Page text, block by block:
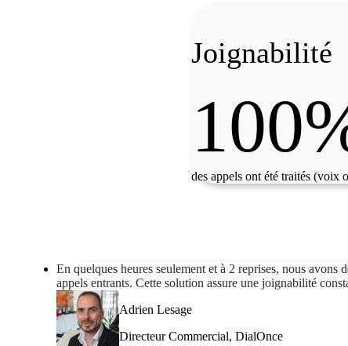
Joignabilité
des appels ont été traités (voix
En quelques heures seulement et à 2 reprises, nous
appels entrants. Cette solution assure une joignabilité
Adrien Lesage
Directeur Commercial, DialOnce